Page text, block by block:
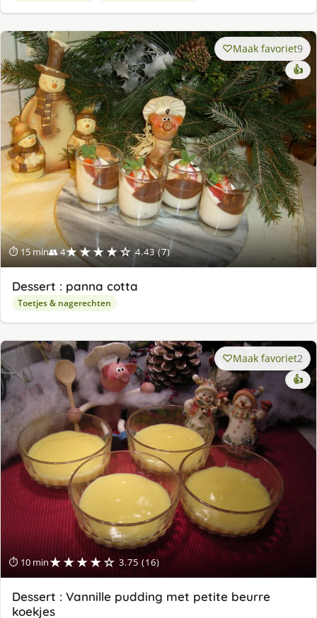
⏱ 15 min👥 4★★★★☆ 4.43 (7)
Maak favoriet9
👍
Dessert : panna cotta
Toetjes & nagerechten
⏱ 10 min★★★★☆ 3.75 (16)
Maak favoriet2
👍
Dessert : Vannille pudding met petite beurre
koekjes